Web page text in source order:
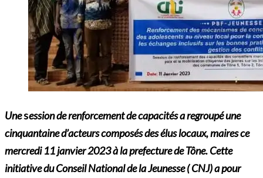
Unesession de renforcement de capacités a regroupé une
cinquantaine d’acteurs composés des élus locaux, maires ce
mercredi 11 janvier 2023 à la prefecture de Tône. Cette
initiative du Conseil National de la Jeunesse ( CNJ) a pour